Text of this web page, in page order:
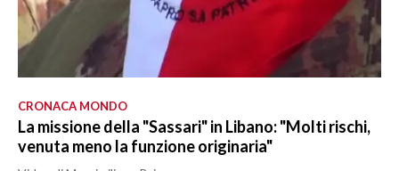
CRONACA MONDO
La missione della "Sassari" in Libano: "Molti rischi,
venuta meno la funzione originaria"